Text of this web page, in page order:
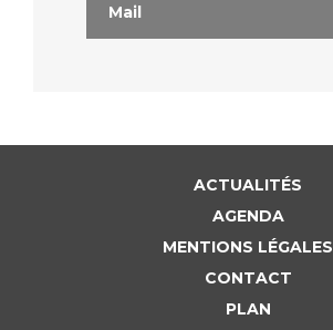
Mail
ACTUALITÉS
AGENDA
MENTIONS LÉGALES
CONTACT
PLAN